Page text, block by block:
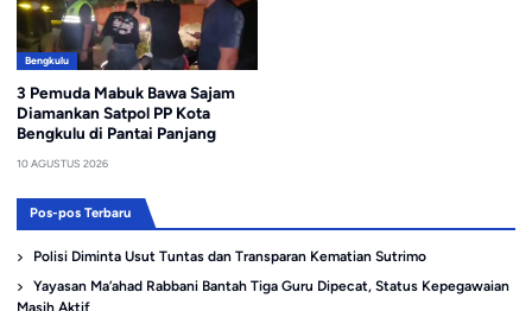
Bengkulu
3 Pemuda Mabuk Bawa Sajam
Diamankan Satpol PP Kota
Bengkulu di Pantai Panjang
10 AGUSTUS 2026
Pos-pos Terbaru
Polisi Diminta Usut Tuntas dan Transparan Kematian Sutrimo
Yayasan Ma’ahad Rabbani Bantah Tiga Guru Dipecat, Status Kepegawaian
Masih Aktif